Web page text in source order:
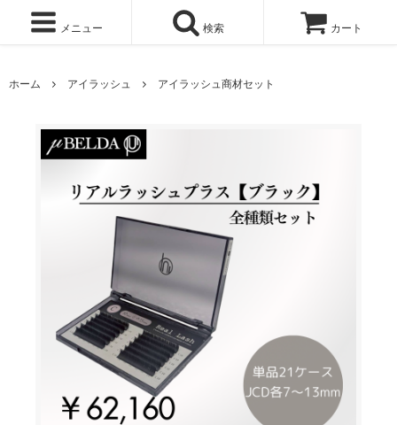
メニュー 検索 カート
ホーム アイラッシュ アイラッシュ商材セット